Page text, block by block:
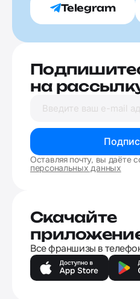
Telegram
на
Оставляя почту, вы даёте
персональных данных
Скачайте
Все франшизы в